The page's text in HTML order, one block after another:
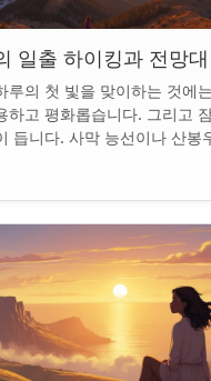
일출 하이킹과 전망대
루의 첫 빛을 맞이하는 것에
하고 평화롭습니다. 그리고
듭니다. 사막 능선이나 산봉
평범한 아침을...